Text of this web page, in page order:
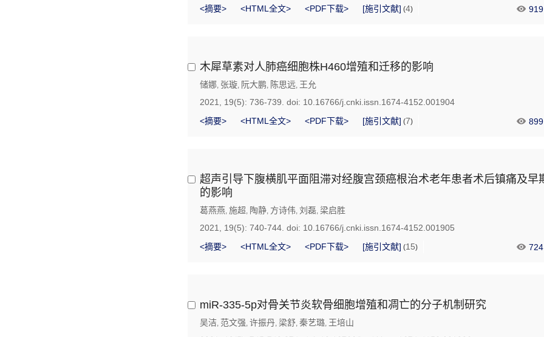
<摘要>
<HTML全文> <PDF下载> [施引文献] (4) 919
木犀草素对人肺癌细胞株H460增殖和迁移的影响
储娜, 张璇, 阮大鹏, 陈思远, 王允
2021, 19(5): 736-739. doi: 10.16766/j.cnki.issn.1674-4152.001904
<摘要>
<HTML全文> <PDF下载> [施引文献] (7) 899
超声引导下腹横肌平面阻滞对经腹宫颈癌根治术老年患者术后镇痛及早
的影响
葛燕燕, 施超, 陶静, 方诗伟, 刘磊, 梁启胜
2021, 19(5): 740-744. doi: 10.16766/j.cnki.issn.1674-4152.001905
<摘要>
<HTML全文> <PDF下载> [施引文献] (15) 724
miR-335-5p对骨关节炎软骨细胞增殖和凋亡的分子机制研究
吴洁, 范文强, 许振丹, 梁舒, 秦艺璐, 王培山